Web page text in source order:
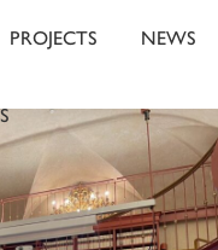
PROJECTS NEWS